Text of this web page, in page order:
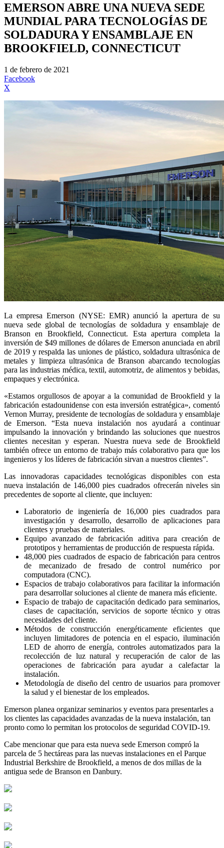
EMERSON ABRE UNA NUEVA SEDE
MUNDIAL PARA TECNOLOGÍAS DE
SOLDADURA Y ENSAMBLAJE EN
BROOKFIELD, CONNECTICUT
1 de febrero de 2021
Facebook
X
La empresa Emerson (NYSE: EMR) anunció la apertura de su
nueva sede global de tecnologías de soldadura y ensamblaje de
Branson en Brookfield, Connecticut. Esta apertura completa la
inversión de $49 millones de dólares de Emerson anunciada en abril
de 2019 y respalda las uniones de plástico, soldadura ultrasónica de
metales y limpieza ultrasónica de Branson abarcando tecnologías
para las industrias médica, textil, automotriz, de alimentos y bebidas,
empaques y electrónica.
«Estamos orgullosos de apoyar a la comunidad de Brookfield y la
fabricación estadounidense con esta inversión estratégica», comentó
Vernon Murray, presidente de tecnologías de soldadura y ensamblaje
de Emerson. “Esta nueva instalación nos ayudará a continuar
impulsando la innovación y brindando las soluciones que nuestros
clientes necesitan y esperan. Nuestra nueva sede de Brookfield
también ofrece un entorno de trabajo más colaborativo para que los
ingenieros y los líderes de fabricación sirvan a nuestros clientes”.
Las innovadoras capacidades tecnológicas disponibles con esta
nueva instalación de 146,000 pies cuadrados ofrecerán niveles sin
precedentes de soporte al cliente, que incluyen:
Laboratorio de ingeniería de 16,000 pies cuadrados para
investigación y desarrollo, desarrollo de aplicaciones para
clientes y pruebas de materiales.
Equipo avanzado de fabricación aditiva para creación de
prototipos y herramientas de producción de respuesta rápida.
48,000 pies cuadrados de espacio de fabricación para centros
de mecanizado de fresado de control numérico por
computadora (CNC).
Espacios de trabajo colaborativos para facilitar la información
para desarrollar soluciones al cliente de manera más eficiente.
Espacio de trabajo de capacitación dedicado para seminarios,
clases de capacitación, servicios de soporte técnico y otras
necesidades del cliente.
Métodos de construcción energéticamente eficientes que
incluyen limitadores de potencia en el espacio, iluminación
LED de ahorro de energía, controles automatizados para la
recolección de luz natural y recuperación de calor de las
operaciones de fabricación para ayudar a calefactar la
instalación.
Metodología de diseño del centro de usuarios para promover
la salud y el bienestar de los empleados.
Emerson planea organizar seminarios y eventos para presentarles a
los clientes las capacidades avanzadas de la nueva instalación, tan
pronto como lo permitan los protocolos de seguridad COVID-19.
Cabe mencionar que para esta nueva sede Emerson compró la
parcela de 5 hectáreas para las nuevas instalaciones en el Parque
Industrial Berkshire de Brookfield, a menos de dos millas de la
antigua sede de Branson en Danbury.